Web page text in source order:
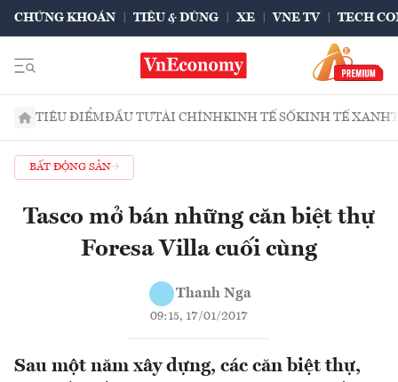
CHỨNG KHOÁN TIÊU & DÙNG XE VNE TV TECH
TIÊU ĐIỂMĐẦU TƯTÀI CHÍNHKINH TẾ SỐKINH TẾ XANH
BẤT ĐỘNG SẢN
Tasco mở bán những căn biệt thự
Foresa Villa cuối cùng
Thanh Nga
09:15, 17/01/2017
Sau một năm xây dựng, các căn biệt thự,